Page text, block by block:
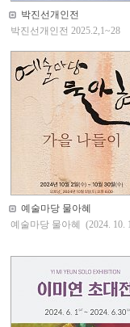
박진선개인전
박진선개인전 2025.2,1~28
예술마당 물아혜
예술마당 물아혜 (2024. 10.